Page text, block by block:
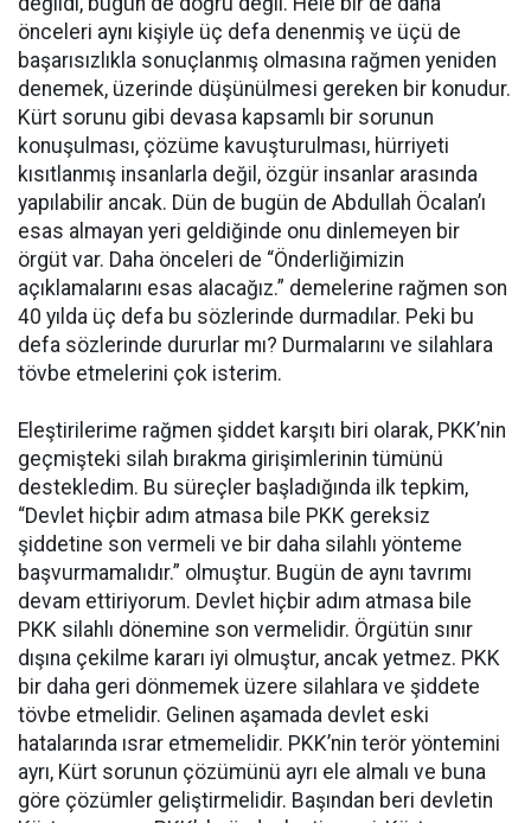
önceleri aynı kişiyle üç defa denenmiş ve üçü de
başarısızlıkla sonuçlanmış olmasına rağmen yeniden
denemek, üzerinde düşünülmesi gereken bir konudur.
Kürt sorunu gibi devasa kapsamlı bir sorunun
konuşulması, çözüme kavuşturulması, hürriyeti
kısıtlanmış insanlarla değil, özgür insanlar arasında
yapılabilir ancak. Dün de bugün de Abdullah Öcalan’ı
esas almayan yeri geldiğinde onu dinlemeyen bir
örgüt var. Daha önceleri de “Önderliğimizin
açıklamalarını esas alacağız.” demelerine rağmen son
40 yılda üç defa bu sözlerinde durmadılar. Peki bu
defa sözlerinde dururlar mı? Durmalarını ve silahlara
tövbe etmelerini çok isterim.
Eleştirilerime rağmen şiddet karşıtı biri olarak, PKK’nin
geçmişteki silah bırakma girişimlerinin tümünü
destekledim. Bu süreçler başladığında ilk tepkim,
“Devlet hiçbir adım atmasa bile PKK gereksiz
şiddetine son vermeli ve bir daha silahlı yönteme
başvurmamalıdır.” olmuştur. Bugün de aynı tavrımı
devam ettiriyorum. Devlet hiçbir adım atmasa bile
PKK silahlı dönemine son vermelidir. Örgütün sınır
dışına çekilme kararı iyi olmuştur, ancak yetmez. PKK
bir daha geri dönmemek üzere silahlara ve şiddete
tövbe etmelidir. Gelinen aşamada devlet eski
hatalarında ısrar etmemelidir. PKK’nin terör yöntemini
ayrı, Kürt sorunun çözümünü ayrı ele almalı ve buna
göre çözümler geliştirmelidir. Başından beri devletin